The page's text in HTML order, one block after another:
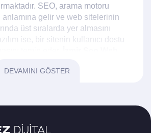
SEO, arama motoru
gelir ve web sitelerinin
üst sıralarda yer almasını
ise, bir sitenin kullanıcı dostu
dijital dünyada başarılı
arama motorlarında daha üst
DEVAMINI GÖSTER